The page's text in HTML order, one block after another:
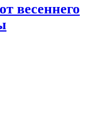
весеннего